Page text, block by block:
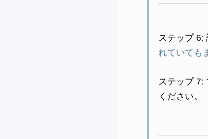
ステップ 6:
れていても
ステップ 7:
ください。